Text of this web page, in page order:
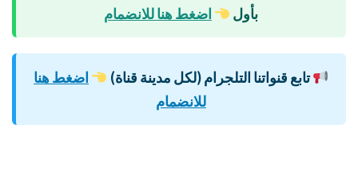
بأول
اضغط هنا للانضمام
تابع قنواتنا التلجرام (لكل مدينة قناة)
اضغط هنا
للانضمام